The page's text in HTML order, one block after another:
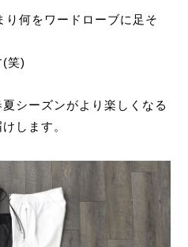
り何をワードローブに足そ
(笑)
シーズンがより楽しくなる
します。